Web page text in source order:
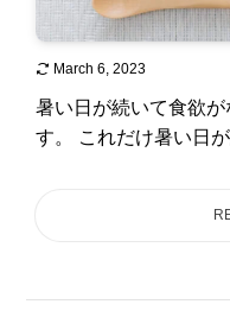
March 6, 2023
暑い日が続いて食欲
す。 これだけ暑い日